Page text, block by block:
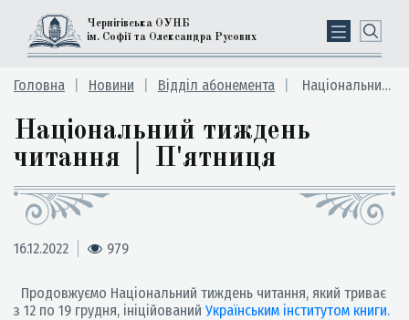
Чернігівська ОУНБ
ім. Софії та Олександра Русових
Головна Новини Відділ абонемента Національний тиждень читання │ П'ятниця
Національний тиждень
читання │ П'ятниця
16.12.2022 979
Продовжуємо Національний тиждень читання, який триває
з 12 по 19 грудня, ініційований Українським інститутом книги.